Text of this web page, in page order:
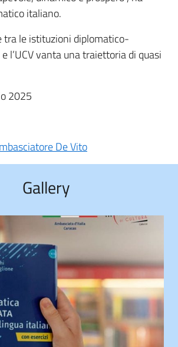
italiano.
tra le istituzioni diplomatico-
l’UCV vanta una traiettoria di quasi
2025
De Vito
Gallery